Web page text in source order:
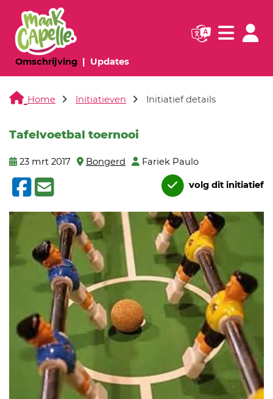
Omschrijving(huidige pagina)
Updates(huidige pagina)
Navigatie
Home Initiatieven Initiatief details
Tafelvoetbal toernooi
23 mrt 2017 Bongerd Fariek Paulo
volg dit initiatief